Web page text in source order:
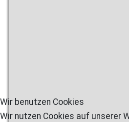
Wir benutzen Cookies
Wir nutzen Cookies auf unserer